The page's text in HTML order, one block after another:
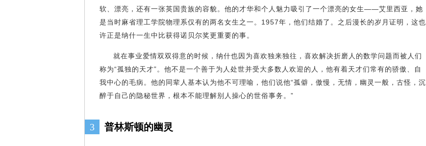
软、漂亮，还有一张英国贵族的容貌。他的才华和个人魅力吸引了一个漂亮的女生——艾里西亚，她
是当时麻省理工学院物理系仅有的两名女生之一。1957年，他们结婚了。之后漫长的岁月证明，这也
许正是纳什一生中比获得诺贝尔奖更重要的事。
就在事业爱情双双得意的时候，纳什也因为喜欢独来独往，喜欢解决折磨人的数学问题而被人们
称为“孤独的天才”。他不是一个善于为人处世并受大多数人欢迎的人，他有着天才们常有的骄傲、自
我中心的毛病。他的同辈人基本认为他不可理喻，他们说他“孤僻，傲慢，无情，幽灵一般，古怪，沉
醉于自己的隐秘世界，根本不能理解别人操心的世俗事务。”
3 普林斯顿的幽灵